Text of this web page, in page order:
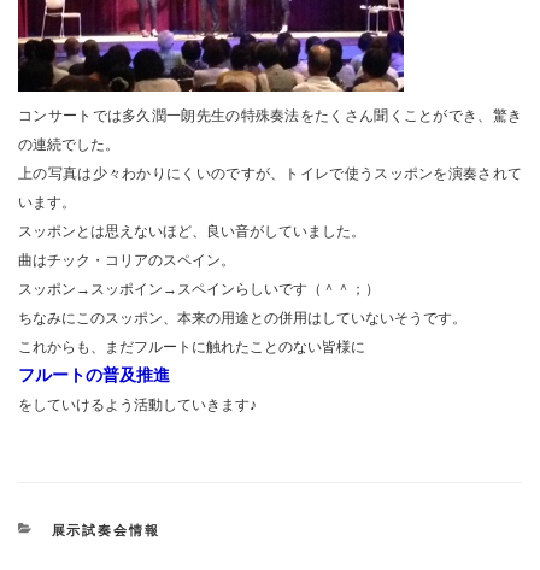
コンサートでは多久潤一朗先生の特殊奏法をたくさん聞くことができ、驚き
の連続でした。
上の写真は少々わかりにくいのですが、トイレで使うスッポンを演奏されて
います。
スッポンとは思えないほど、良い音がしていました。
曲はチック・コリアのスペイン。
スッポン→スッポイン→スペインらしいです（＾＾；）
ちなみにこのスッポン、本来の用途との併用はしていないそうです。
これからも、まだフルートに触れたことのない皆様に
フルートの普及推進
をしていけるよう活動していきます♪
カ
展示試奏会情報